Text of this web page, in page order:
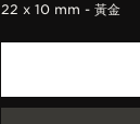
22 x 10 mm - 黃金